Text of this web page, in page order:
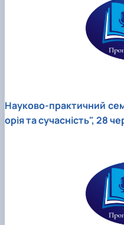
Науково-практичний
орія та сучасність", 28